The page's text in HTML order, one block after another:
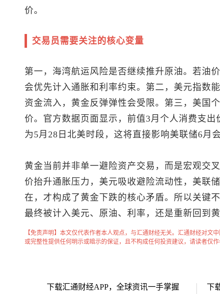
价。
交易员需要关注的核心变量
第一，海湾航运风险是否继续推升原油。若油
会优先计入通胀和利率约束。第二， 美元指数
资金流入，黄金反弹弹性会受限。第三，美国
价。官方数据页面显示，前值3月个人消费支
为5月28日北美时段，这将直接影响美联储6月
黄金当前并非单一避险资产交易，而是宏观交
价抬升通胀压力，美元吸收避险流动性，美联
在，才构成了黄金下跌的核心矛盾。所以关键
最终被计入美元、原油、利率，还是重新回到
【免责声明】本文仅代表作者本人观点，与汇通财经无关。汇通财经对文
或完整性提供任何明示或暗示的保证，且不构成任何投资建议，请读者仅
下载汇通财经APP，全球资讯一手掌握 下